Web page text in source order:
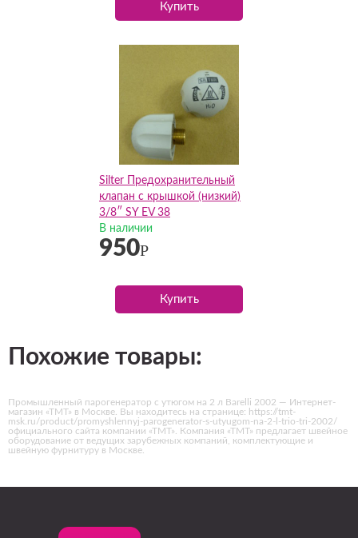
Купить
Silter Предохранительный
клапан с крышкой (низкий)
3/8″ SY EV 38
В наличии
950Р
Купить
Похожие товары:
Промышленный парогенератор с утюгом на 2 л Barelli 2002 — Интернет-
магазин «ТМТ» в Москве. Вы находитесь на странице: https://tmt-
msk.ru/product/promyshlennyj-parogenerator-s-utyugom-na-2-l-trio-tri-2002/
официального сайта компании «ТМТ». Компания «ТМТ» предлагает швейное
оборудование от ведущих зарубежных компаний, комплектующие и
швейную фурнитуру в Москве.